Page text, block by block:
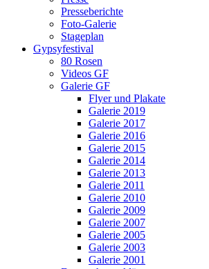
Presseberichte
Foto-Galerie
Stageplan
Gypsyfestival
80 Rosen
Videos GF
Galerie GF
Flyer und Plakate
Galerie 2019
Galerie 2017
Galerie 2016
Galerie 2015
Galerie 2014
Galerie 2013
Galerie 2011
Galerie 2010
Galerie 2009
Galerie 2007
Galerie 2005
Galerie 2003
Galerie 2001